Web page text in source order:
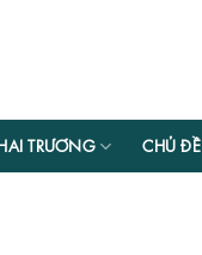
TRƯƠNG CHỦ ĐỀ